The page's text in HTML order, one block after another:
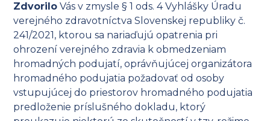
Zdvorilo Vás v zmysle § 1 ods. 4 Vyhlášky Úradu
verejného zdravotníctva Slovenskej republiky č.
241/2021, ktorou sa nariaďujú opatrenia pri
ohrození verejného zdravia k obmedzeniam
hromadných podujatí, oprávňujúcej organizátora
hromadného podujatia požadovať od osoby
vstupujúcej do priestorov hromadného podujatia
predloženie príslušného dokladu, ktorý